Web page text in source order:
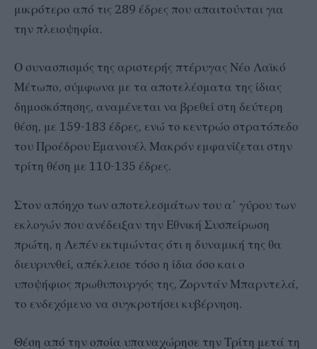
μικρότερο από τις 289 έδρες που απαιτούνται για
την πλειοψηφία.
Ο συνασπισμός της αριστερής πτέρυγας Νέο Λαϊκό
Μέτωπο, σύμφωνα με τα αποτελέσματα της ίδιας
δημοσκόπησης, αναμένεται να βρεθεί στη δεύτερη
θέση, με 159-183 έδρες, ενώ το κεντρώο στρατόπεδο
του Προέδρου Εμανουέλ Μακρόν εμφανίζεται στην
τρίτη θέση με 110-135 έδρες.
Στον απόηχο των αποτελεσμάτων του α΄ γύρου των
εκλογών που ανέδειξαν την Εθνική Συσπείρωση
πρώτη, η Λεπέν εκτιμώντας ότι η δυναμική της θα
διευρυνθεί, απέκλεισε τόσο η ίδια όσο και ο
υποψήφιος πρωθυπουργός της, Ζορντάν Μπαρντελά,
το ενδεχόμενο να συγκροτήσει κυβέρνηση.
Θέση από την οποία υπαναχώρησε την Τρίτη μετά τη